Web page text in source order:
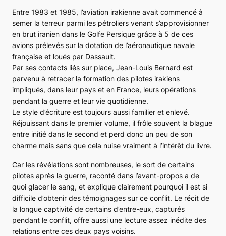
Entre 1983 et 1985, l’aviation irakienne avait commencé à
semer la terreur parmi les pétroliers venant s’approvisionner
en brut iranien dans le Golfe Persique grâce à 5 de ces
avions prélevés sur la dotation de l’aéronautique navale
française et loués par Dassault.
Par ses contacts liés sur place, Jean-Louis Bernard est
parvenu à retracer la formation des pilotes irakiens
impliqués, dans leur pays et en France, leurs opérations
pendant la guerre et leur vie quotidienne.
Le style d’écriture est toujours aussi familier et enlevé.
Réjouissant dans le premier volume, il frôle souvent la blague
entre initié dans le second et perd donc un peu de son
charme mais sans que cela nuise vraiment à l’intérêt du livre.
Car les révélations sont nombreuses, le sort de certains
pilotes après la guerre, raconté dans l’avant-propos a de
quoi glacer le sang, et explique clairement pourquoi il est si
difficile d’obtenir des témoignages sur ce conflit. Le récit de
la longue captivité de certains d’entre-eux, capturés
pendant le conflit, offre aussi une lecture assez inédite des
relations entre ces deux pays voisins.